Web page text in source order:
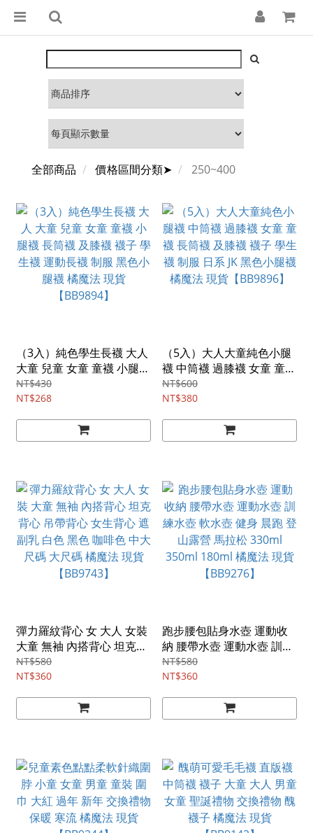
全部商品 價格區間分類➤ 250~400
（3入）純色學生長襪 大人
大童 兒童 女童 童襪 小腿襪
長筒襪 及膝襪 襪子 學生襪
運動長襪 制服 黑色小腿襪
NT$430
NT$268
（5入）大人大童純色小腿
襪 中筒襪 過膝襪 女童 童襪
長筒襪 及膝襪 襪子 學生襪
制服 日系 JK 黑色小腿襪 橘
NT$600
NT$380
彈力羅紋背心 女 大人 女裝
大童 無袖 內搭背心 坦克背
心 吊帶背心 女生背心 遮副
乳 白色 黑色 咖啡色 中大尺
NT$580
NT$360
跑步腰包貼身水壺 運動收
納 腰帶水壺 運動水壺 訓練
水壺 軟水壺 健身 晨跑 登山
露營 馬拉松 330ml 350ml
NT$580
NT$360